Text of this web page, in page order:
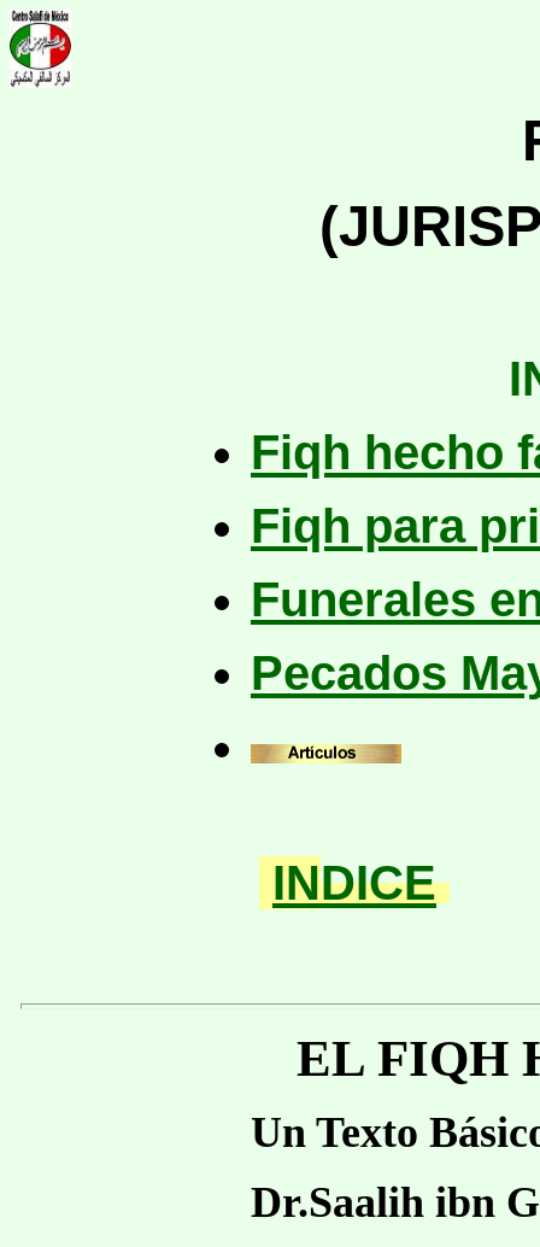
Fiqh hecho
Fiqh para
Funerales
Pecados
INDICE
EL FIQH
Un Texto
Dr.Saalih ibn